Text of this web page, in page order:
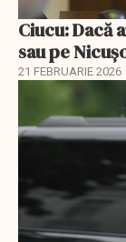
Ciucu: Dacă
sau pe
21 FEBRUARIE 2026